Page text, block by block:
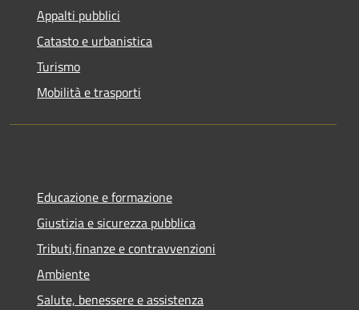
Appalti pubblici
Catasto e urbanistica
Turismo
Mobilità e trasporti
Educazione e formazione
Giustizia e sicurezza pubblica
Tributi,finanze e contravvenzioni
Ambiente
Salute, benessere e assistenza